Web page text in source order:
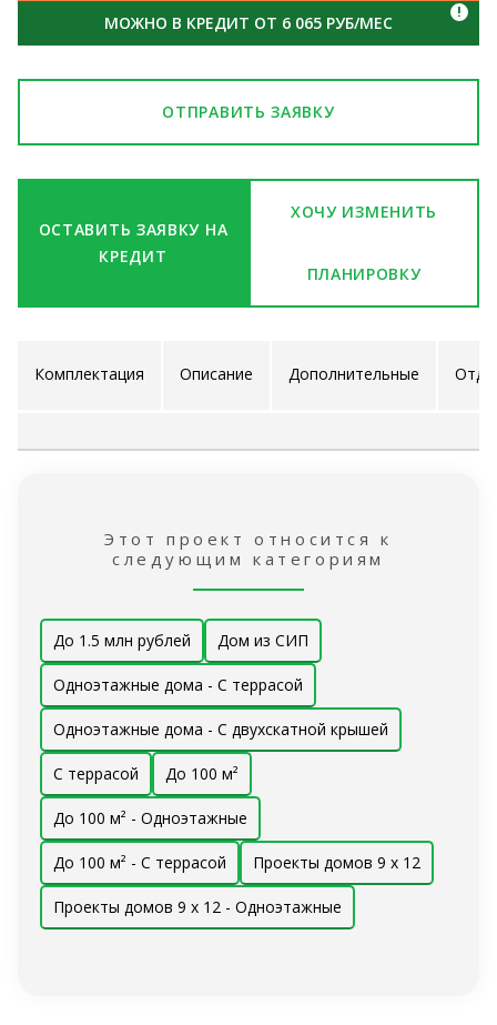
МОЖНО В КРЕДИТ ОТ 6 065 РУБ/МЕС
!
ХОЧУ ИЗМЕНИТЬ
ПЛАНИРОВКУ
ОСТАВИТЬ ЗАЯВКУ НА
КРЕДИТ
ОТПРАВИТЬ ЗАЯВКУ
Комплектация Описание Дополнительные
Этот проект относится к
следующим категориям
До 1.5 млн рублей Дом из СИП
Одноэтажные дома - С террасой
Одноэтажные дома - С двухскатной крышей
С террасой До 100 м²
До 100 м² - Одноэтажные
До 100 м² - С террасой Проекты домов 9 x 12
Проекты домов 9 x 12 - Одноэтажные